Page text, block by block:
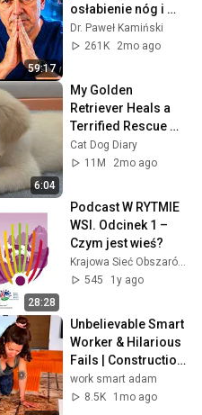
59:17
osłabienie nóg i
przyspieszają
sarkopenię w
Dr. Paweł Kamiński
261K
2mo ago
6:04
My Golden
Retriever Heals a
Terrified Rescue
Kitten in Just 3
Meetings!
Cat Dog Diary
11M
2mo ago
28:28
Podcast W RYTMIE
WSI. Odcinek 1 –
Czym jest wieś?
Krajowa Sieć Obszarów Wiejskich+
545
1y ago
Unbelievable Smart
Worker & Hilarious
Fails | Construction
Compilation part 3
work smart adam
8.5K
1mo ago